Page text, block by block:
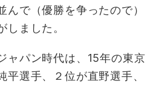
んで（優勝を争ったので）
しました。
パン時代は、15年の東京
平選手、２位が直野選手、